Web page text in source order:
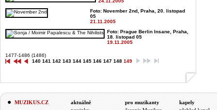
Foto: November 2nd, Praha, 20. listopad
05
21.11.2005
Foto: Prague Berlin Insane, Praha,
18. listopad 05
19.11.2005
1477-1486 (1486)
140 141 142 143 144 145 146 147 148 149
MUZIKUS.CZ
aktuálně
pro muzikanty
kapely